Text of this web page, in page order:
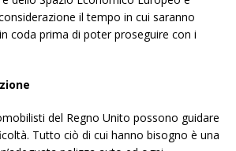
il tempo in cui saranno
coda prima di poter proseguire con i
del Regno Unito possono guidare
Tutto ciò di cui hanno bisogno è una